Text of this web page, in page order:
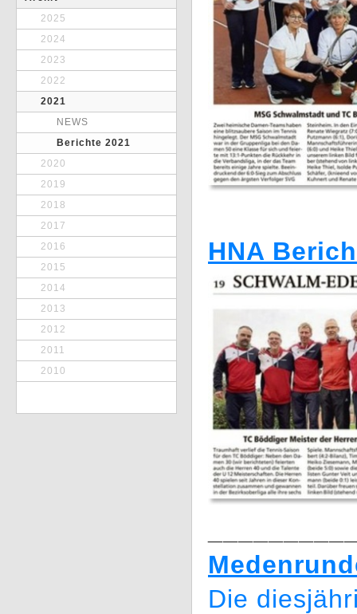
2025
2024
2023
2022
2021
NEWS
Berichte 2021
2020
2019
2018
2017
2016
2015
2014
2013
2012
2011
2010
HNA
Die